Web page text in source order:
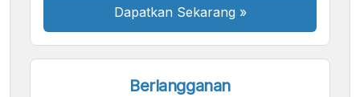
Dapatkan Sekarang »
Berlangganan